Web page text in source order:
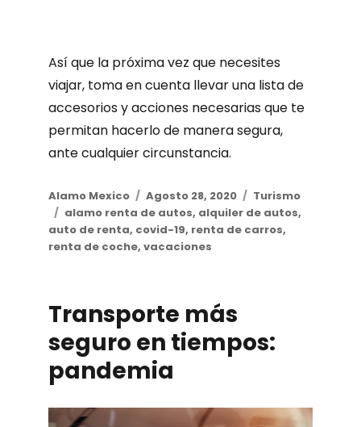
Así que la próxima vez que necesites
viajar, toma en cuenta llevar una lista de
accesorios y acciones necesarias que te
permitan hacerlo de manera segura,
ante cualquier circunstancia.
Author
Alamo Mexico
Posted
on
Agosto 28, 2020 Categories
Turismo
Tags
alamo renta de autos, alquiler de autos,
auto de renta, covid-19, renta de carros,
renta de coche, vacaciones
Transporte más
seguro en tiempos:
pandemia